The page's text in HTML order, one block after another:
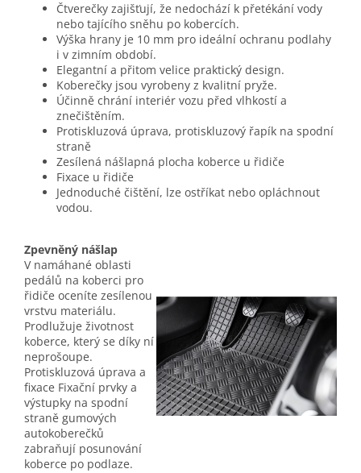
Čtverečky zajišťují, že nedochází k přetékání vody
nebo tajícího sněhu po kobercích.
Výška hrany je 10 mm pro ideální ochranu podlahy
i v zimním období.
Elegantní a přitom velice praktický design.
Koberečky jsou vyrobeny z kvalitní pryže.
Účinně chrání interiér vozu před vlhkostí a
znečištěním.
Protiskluzová úprava, protiskluzový řapík na spodní
straně
Zesílená nášlapná plocha koberce u řidiče
Fixace u řidiče
Jednoduché čištění, lze ostříkat nebo opláchnout
vodou.
Zpevněný nášlap
V namáhané oblasti
pedálů na koberci pro
řidiče oceníte zesílenou
vrstvu materiálu.
Prodlužuje životnost
koberce, který se díky ní
neprošoupe.
Protiskluzová úprava a
fixace Fixační prvky a
výstupky na spodní
straně gumových
autokoberečků
zabraňují posunování
koberce po podlaze.